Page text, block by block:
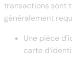
transactions sont
généralement
Une pièce
carte